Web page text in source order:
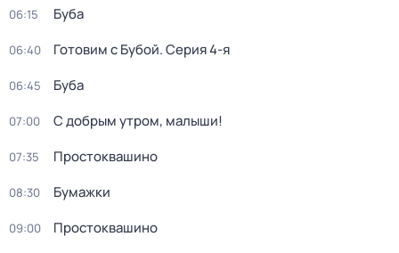
06:15 Буба
06:40 Готовим с Бубой. Серия 4-я
06:45 Буба
07:00 С добрым утром, малыши!
07:35 Простоквашино
08:30 Бумажки
09:00 Простоквашино